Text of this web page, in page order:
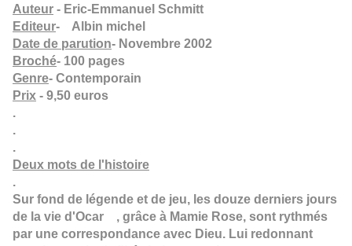
Auteur - Eric-Emmanuel Schmitt
Editeur- Albin michel
Date de parution- Novembre 2002
Broché- 100 pages
Genre- Contemporain
Prix - 9,50 euros
.
.
.
Deux mots de l'histoire
.
Sur fond de légende et de jeu, les douze derniers jours
de la vie d'Ocar , grâce à Mamie Rose, sont rythmés
par une correspondance avec Dieu. Lui redonnant